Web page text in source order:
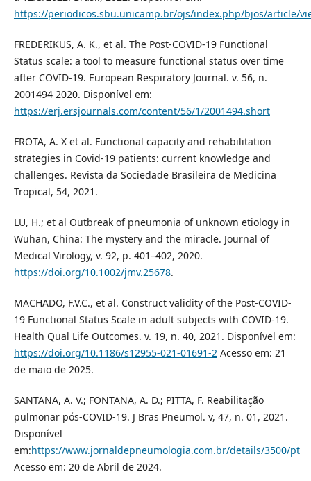
https://periodicos.sbu.unicamp.br/ojs/index.php/bjos/article/
FREDERIKUS, A. K., et al. The Post-COVID-19 Functional
Status scale: a tool to measure functional status over time
after COVID-19. European Respiratory Journal. v. 56, n.
2001494 2020. Disponível em:
https://erj.ersjournals.com/content/56/1/2001494.short
FROTA, A. X et al. Functional capacity and rehabilitation
strategies in Covid-19 patients: current knowledge and
challenges. Revista da Sociedade Brasileira de Medicina
Tropical, 54, 2021.
LU, H.; et al Outbreak of pneumonia of unknown etiology in
Wuhan, China: The mystery and the miracle. Journal of
Medical Virology, v. 92, p. 401–402, 2020.
https://doi.org/10.1002/jmv.25678.
MACHADO, F.V.C., et al. Construct validity of the Post-COVID-
19 Functional Status Scale in adult subjects with COVID-19.
Health Qual Life Outcomes. v. 19, n. 40, 2021. Disponível em:
https://doi.org/10.1186/s12955-021-01691-2 Acesso em: 21
de maio de 2025.
SANTANA, A. V.; FONTANA, A. D.; PITTA, F. Reabilitação
pulmonar pós-COVID-19. J Bras Pneumol. v, 47, n. 01, 2021.
Disponível
em:https://www.jornaldepneumologia.com.br/details/3500/pt
Acesso em: 20 de Abril de 2024.